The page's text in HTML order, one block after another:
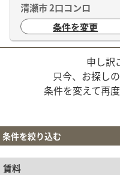
清瀬市 2口コンロ
条件を変更
申し訳
只今、お探し
条件を変えて再
条件を絞り込む
賃料